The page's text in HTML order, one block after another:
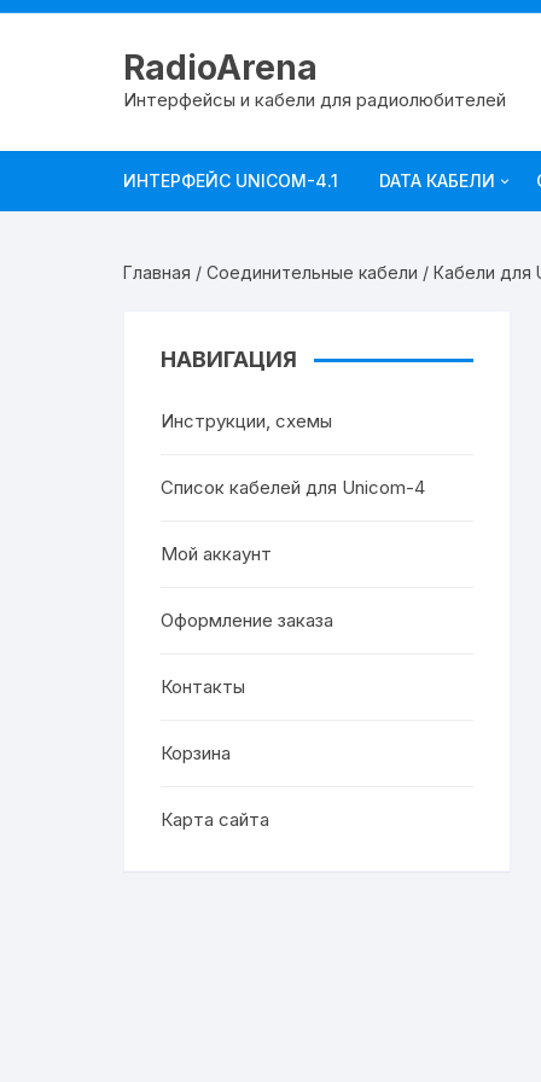
RadioArena
Интерфейсы и кабели для радиолюбителей
ИНТЕРФЕЙС UNICOM-4.1 DATA КАБЕЛИ
YAESU
Главная / Соединительные кабели / Кабели для
НАВИГАЦИЯ
Инструкции, схемы
Список кабелей для Unicom-4
Мой аккаунт
Оформление заказа
Контакты
Корзина
Карта сайта